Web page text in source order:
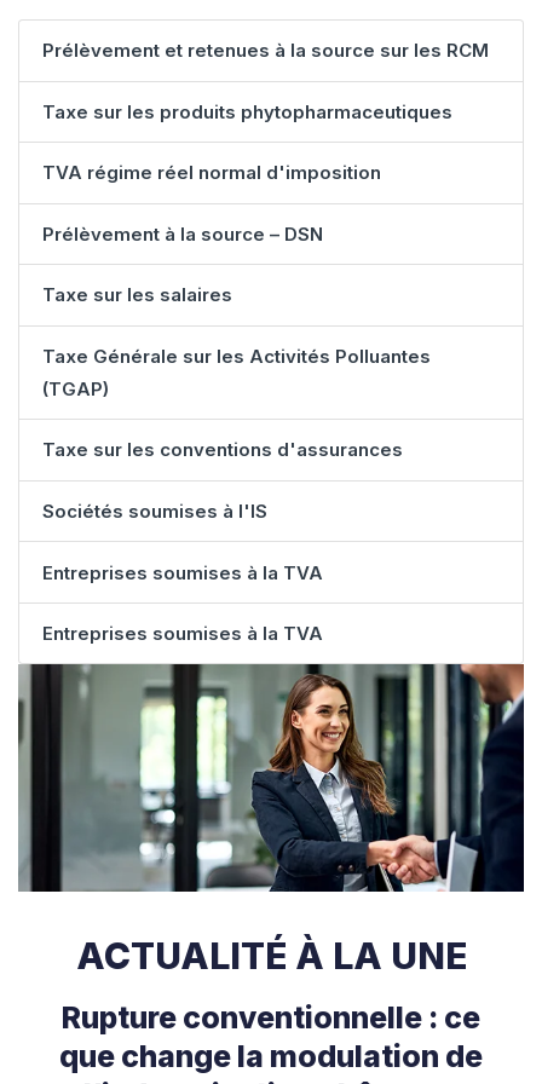
Prélèvement et retenues à la source sur les RCM
Taxe sur les produits phytopharmaceutiques
TVA régime réel normal d'imposition
Prélèvement à la source – DSN
Taxe sur les salaires
Taxe Générale sur les Activités Polluantes
(TGAP)
Taxe sur les conventions d'assurances
Sociétés soumises à l'IS
Entreprises soumises à la TVA
Entreprises soumises à la TVA
ACTUALITÉ À LA UNE
Rupture conventionnelle : ce
que change la modulation de